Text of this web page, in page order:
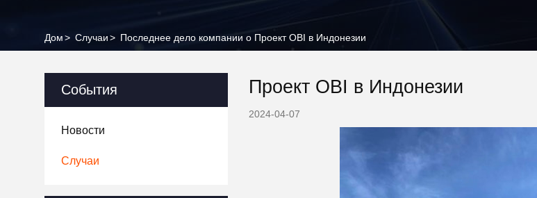
Дом> Случаи> Последнее дело компании о Проект OBI в Индонезии
События
Новости
Случаи
Проект OBI в Индонезии
2024-04-07